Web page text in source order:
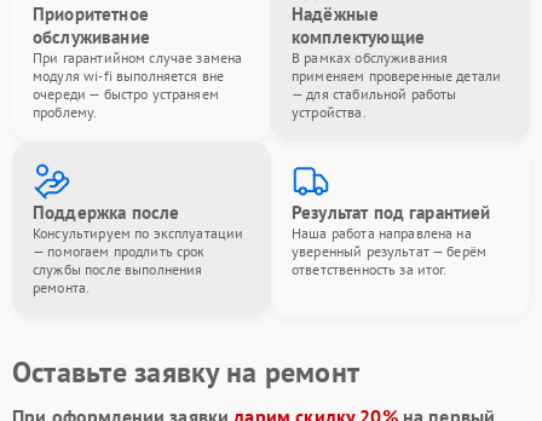
Приоритетное
обслуживание
При гарантийном случае замена
модуля wi-fi выполняется вне
очереди — быстро устраняем
проблему.
Надёжные
комплектующие
В рамках обслуживания
применяем проверенные детали
— для стабильной работы
устройства.
Поддержка после
Консультируем по эксплуатации
— помогаем продлить срок
службы после выполнения
ремонта.
Результат под гарантией
Наша работа направлена на
уверенный результат — берём
ответственность за итог.
Оставьте заявку на ремонт
При оформлении заявкидарим скидку 20%на первый